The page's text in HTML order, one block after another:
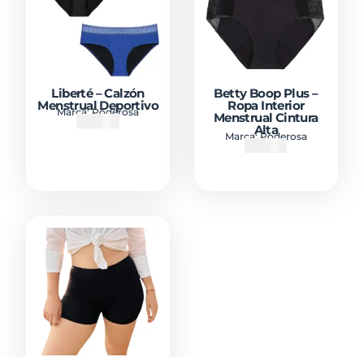
Liberté – Calzón
Menstrual Deportivo
Marca:Poderosa
Betty Boop Plus –
Ropa Interior
Menstrual Cintura
Alta
Marca:Poderosa